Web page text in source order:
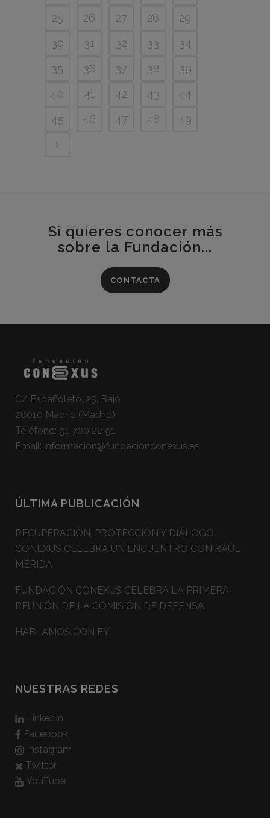
25
26 27 28
29
30
31 32 33
34
35
36 37 38
39
40
41 42 43
44
45
46 47 48 49
Si quieres conocer más
sobre la Fundación...
CONTACTA
C/ Españoleto, 25, Bajo
28010 Madrid (Madrid)
Teléfono: 91 700 22 91
Email: informacion@fundacionconexus.es
ÚLTIMA PUBLICACIÓN
RECUPERACIÓN, PROTECCIÓN Y DIÁLOGO:
CONEXUS CELEBRA UN ENCUENTRO CON RAÚL
MÉRIDA
FUNDACIÓN CONEXUS CELEBRA LA PRIMERA
REUNIÓN DE LA COMISIÓN DE DEFENSA
HABLAMOS CON EY
NUESTRAS REDES
Linkedin
Facebook
Instagram
Twitter
YouTube